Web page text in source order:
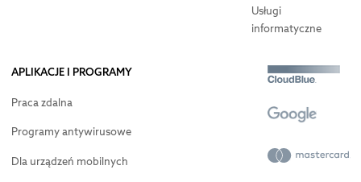
Usługi
informatyczne
APLIKACJE I PROGRAMY
Praca zdalna
Programy antywirusowe
Dla urządzeń mobilnych